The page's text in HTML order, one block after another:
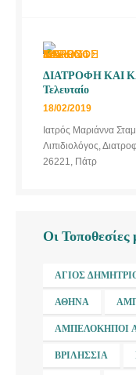
ΔΙΑΤΡΟΦΗ ΚΑΙ
Τελευταίο
18/02/2019
Ιατρός Μαριάννα
Λιπιδιολόγος,
26221, Πάτρ
Οι Τοποθεσίες
ΆΓΙΟΣ
ΑΘΉΝΑ
ΑΜΠΕΛΌΚΗΠΟΙ
ΒΡΙΛΉΣΣΙΑ